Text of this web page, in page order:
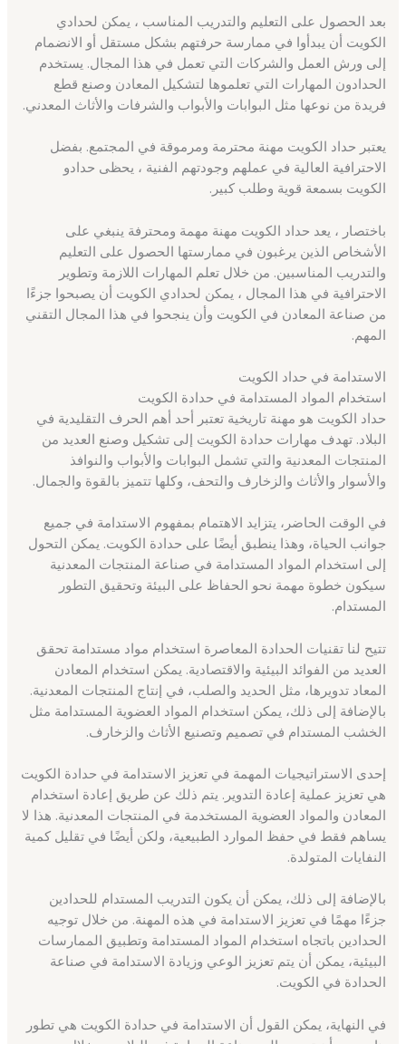
بعد الحصول على التعليم والتدريب المناسب ، يمكن لحدادي
الكويت أن يبدأوا في ممارسة حرفتهم بشكل مستقل أو الانضمام
إلى ورش العمل والشركات التي تعمل في هذا المجال. يستخدم
الحدادون المهارات التي تعلموها لتشكيل المعادن وصنع قطع
فريدة من نوعها مثل البوابات والأبواب والشرفات والأثاث المعدني.
يعتبر حداد الكويت مهنة محترمة ومرموقة في المجتمع. بفضل
الاحترافية العالية في عملهم وجودتهم الفنية ، يحظى حدادو
الكويت بسمعة قوية وطلب كبير.
باختصار ، يعد حداد الكويت مهنة مهمة ومحترفة ينبغي على
الأشخاص الذين يرغبون في ممارستها الحصول على التعليم
والتدريب المناسبين. من خلال تعلم المهارات اللازمة وتطوير
الاحترافية في هذا المجال ، يمكن لحدادي الكويت أن يصبحوا جزءًا
من صناعة المعادن في الكويت وأن ينجحوا في هذا المجال التقني
المهم.
الاستدامة في حداد الكويت
استخدام المواد المستدامة في حدادة الكويت
حداد الكويت هو مهنة تاريخية تعتبر أحد أهم الحرف التقليدية في
البلاد. تهدف مهارات حدادة الكويت إلى تشكيل وصنع العديد من
المنتجات المعدنية والتي تشمل البوابات والأبواب والنوافذ
والأسوار والأثاث والزخارف والتحف، وكلها تتميز بالقوة والجمال.
في الوقت الحاضر، يتزايد الاهتمام بمفهوم الاستدامة في جميع
جوانب الحياة، وهذا ينطبق أيضًا على حدادة الكويت. يمكن التحول
إلى استخدام المواد المستدامة في صناعة المنتجات المعدنية
سيكون خطوة مهمة نحو الحفاظ على البيئة وتحقيق التطور
المستدام.
تتيح لنا تقنيات الحدادة المعاصرة استخدام مواد مستدامة تحقق
العديد من الفوائد البيئية والاقتصادية. يمكن استخدام المعادن
المعاد تدويرها، مثل الحديد والصلب، في إنتاج المنتجات المعدنية.
بالإضافة إلى ذلك، يمكن استخدام المواد العضوية المستدامة مثل
الخشب المستدام في تصميم وتصنيع الأثاث والزخارف.
إحدى الاستراتيجيات المهمة في تعزيز الاستدامة في حدادة الكويت
هي تعزيز عملية إعادة التدوير. يتم ذلك عن طريق إعادة استخدام
المعادن والمواد العضوية المستخدمة في المنتجات المعدنية. هذا لا
يساهم فقط في حفظ الموارد الطبيعية، ولكن أيضًا في تقليل كمية
النفايات المتولدة.
بالإضافة إلى ذلك، يمكن أن يكون التدريب المستدام للحدادين
جزءًا مهمًا في تعزيز الاستدامة في هذه المهنة. من خلال توجيه
الحدادين باتجاه استخدام المواد المستدامة وتطبيق الممارسات
البيئية، يمكن أن يتم تعزيز الوعي وزيادة الاستدامة في صناعة
الحدادة في الكويت.
في النهاية، يمكن القول أن الاستدامة في حدادة الكويت هي تطور